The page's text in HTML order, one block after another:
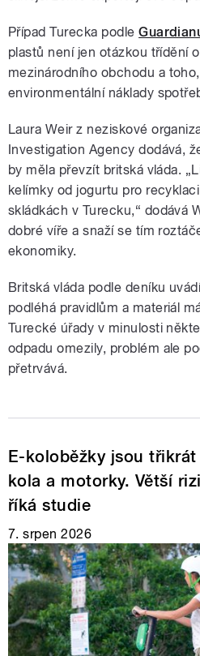
Případ Turecka podle
plastů není jen otázkou třídění
mezinárodního obchodu a
environmentální náklady
Laura Weir z neziskové
Investigation Agency dodává,
by měla převzít britská vláda.
kelímky od jogurtu pro
skládkách v Turecku,“ dodává
dobré víře a snaží se tím
ekonomiky.
Britská vláda podle deníku
podléhá pravidlům a materiál
Turecké úřady v minulosti
odpadu omezily, problém ale
přetrvává.
E-koloběžky jsou
kola a motorky. Větší
říká studie
7. srpen 2026